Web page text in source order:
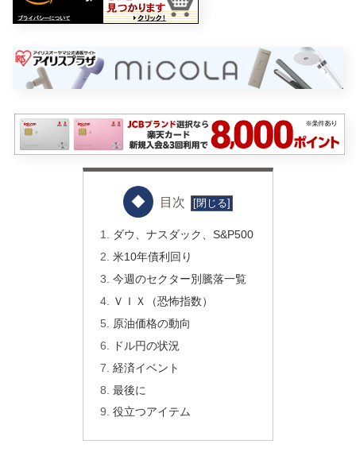
目次
ダウ、ナスダック、S&P500
米10年債利回り
今週のセクター別騰落一覧
ＶＩＸ（恐怖指数）
原油価格の動向
ドル円の状況
経済イベント
最後に
役立つアイテム